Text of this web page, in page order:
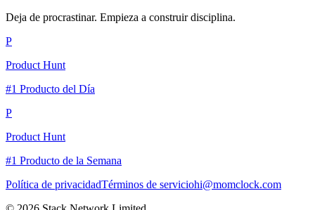
Deja de procrastinar. Empieza a construir disciplina.
P
Product Hunt
#1 Producto del Día
P
Product Hunt
#1 Producto de la Semana
Política de privacidadTérminos de serviciohi@momclock.com